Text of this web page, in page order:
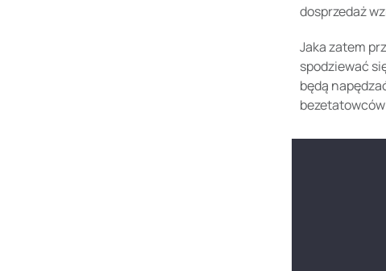
dosprzedaż
Jaka zatem
spodziewać
będą